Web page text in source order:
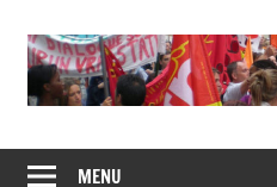
content
de
MENU